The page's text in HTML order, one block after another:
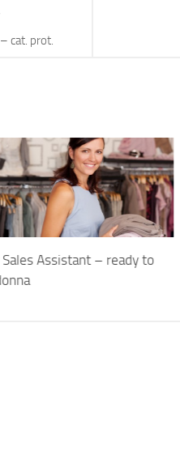
cat. prot.
Sales Assistant – ready to